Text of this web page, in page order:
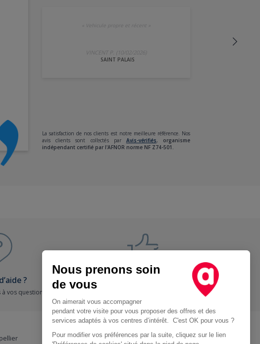
Vehicule propre et récent
VINCENT P. (10/02/2026)
SAINT PALAIS
La satisfaction de nos clients est notre meilleure référence. Nos
avis clients sont collectés par Avis-vérifiés, organisme
indépendant certifié par l'AFNOR norme NF Z74-501.
?
vos questions
Location d'utilitaire à Paris
Nous prenons soin
de vous
On aimerait vous accompagner
pendant votre visite pour vous proposer des offres et des
services adaptés à vos centres d’intérêt. C'est OK pour vous ?
Pour modifier vos préférences par la suite, cliquez sur le lien